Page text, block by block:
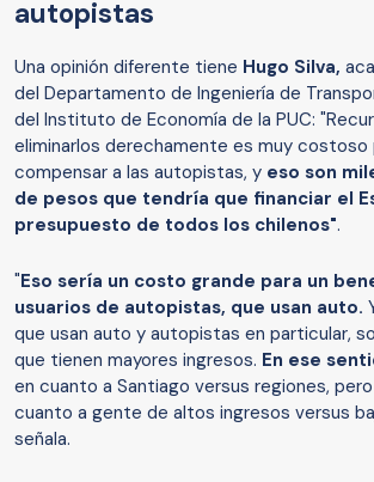
autopistas
Una opinión diferente tiene Hugo Silva,
del Departamento de Ingeniería de
del Instituto de Economía de la PUC:
eliminarlos derechamente es muy costoso
compensar a las autopistas, y eso son
de pesos que tendría que financiar el
presupuesto de todos los chilenos".
"Eso sería un costo grande para un
usuarios de autopistas, que usan auto.
que usan auto y autopistas en particular,
que tienen mayores ingresos. En ese
en cuanto a Santiago versus regiones,
cuanto a gente de altos ingresos versus
señala.